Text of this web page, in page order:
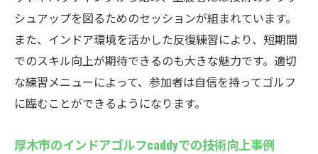
シュアップを図るためのセッションが組まれています。
また、インドア環境を活かした反復練習により、短期間
でのスキル向上が期待できるのも大きな魅力です。適切
な練習メニューによって、参加者は自信を持ってゴルフ
に臨むことができるようになります。
厚木市のインドアゴルフcaddyでの技術向上事例